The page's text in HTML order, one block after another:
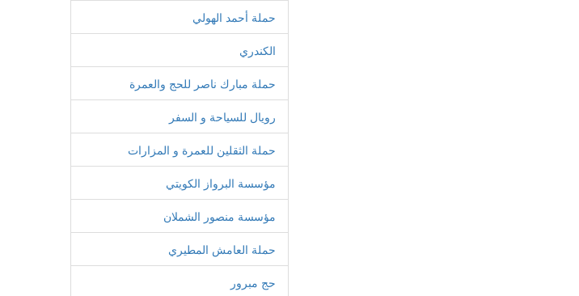
حملة أحمد الهولي
الكندري
حملة مبارك ناصر للحج والعمرة
رويال للسياحة و السفر
حملة الثقلين للعمرة و المزارات
مؤسسة البرواز الكويتي
مؤسسة منصور الشملان
حملة العامش المطيري
حج مبرور